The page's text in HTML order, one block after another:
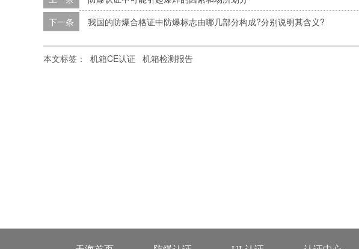
下一条 我国的防爆合格证中防爆标志由哪几部分构成?分别说明其含义?
本文标签： 机箱CE认证 机箱检测报告